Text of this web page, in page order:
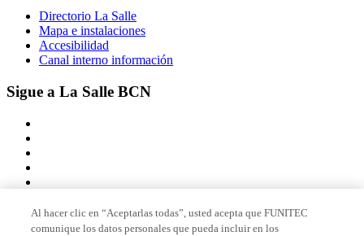
Directorio La Salle
Mapa e instalaciones
Accesibilidad
Canal interno información
Sigue a La Salle BCN
Al hacer clic en “Aceptarlas todas”, usted acepta que FUNITEC
comunique los datos personales que pueda incluir en los